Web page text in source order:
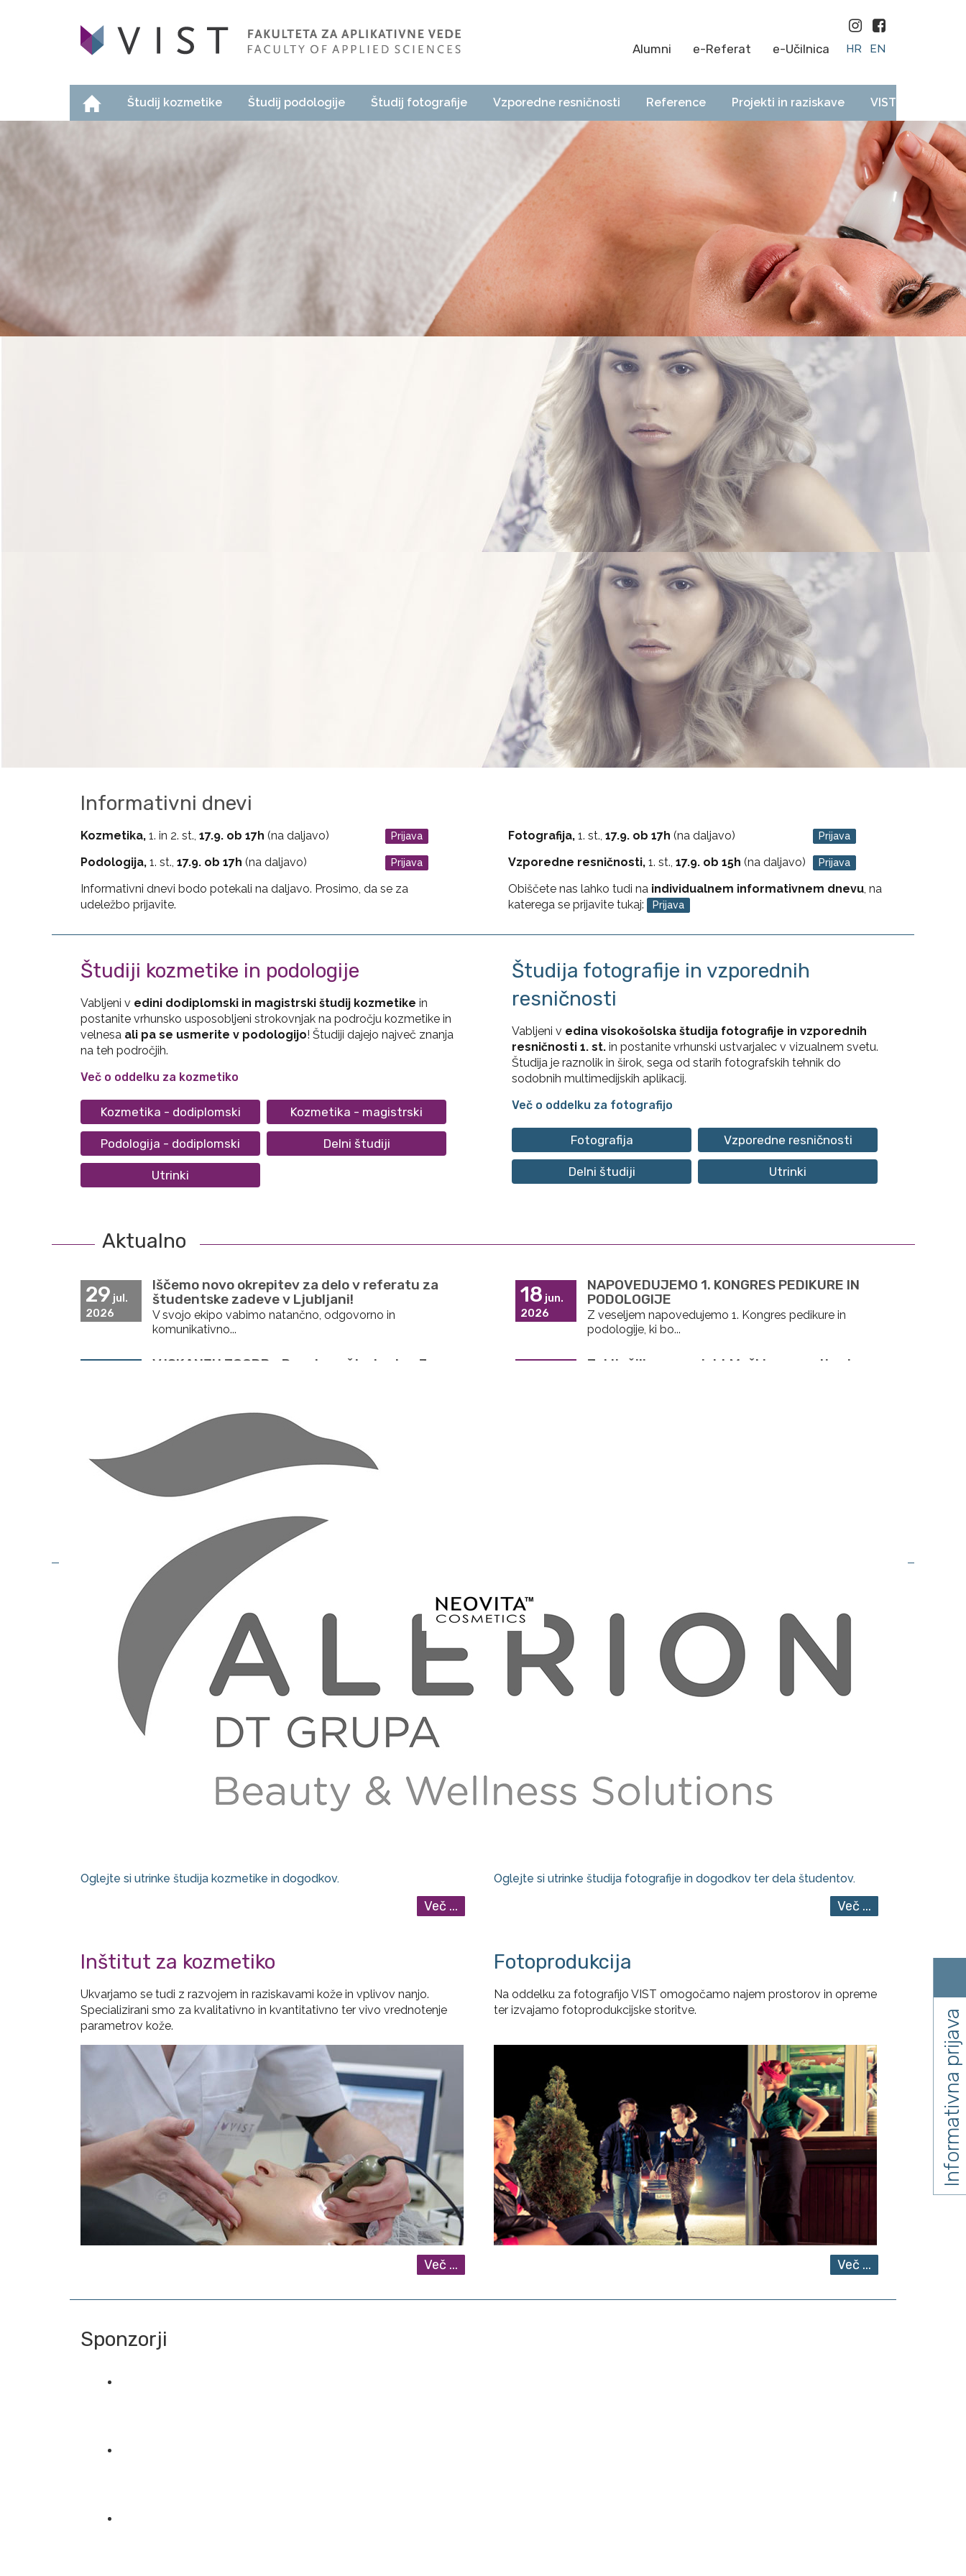
Alumni e-Referat e-Učilnica HR EN
Študij kozmetike Študij podologije Študij fotografije Vzporedne resničnosti Reference Projekti in raziskave VIST
Informativni dnevi
Kozmetika, 1. in 2. st., 17.9. ob 17h (na daljavo) Prijava
Podologija, 1. st., 17.9. ob 17h (na daljavo) Prijava
Informativni dnevi bodo potekali na daljavo. Prosimo, da se za
udeležbo prijavite.
Fotografija, 1. st., 17.9. ob 17h (na daljavo) Prijava
Vzporedne resničnosti, 1. st., 17.9. ob 15h (na daljavo) Prijava
Obiščete nas lahko tudi na individualnem informativnem dnevu, na
katerega se prijavite tukaj:
Prijava
Informativna prijava
Študiji kozmetike in podologije
Vabljeni v edini dodiplomski in magistrski študij kozmetike in
postanite vrhunsko usposobljeni strokovnjak na področju kozmetike in
velnesa ali pa se usmerite v podologijo! Študiji dajejo največ znanja
na teh področjih.
Več o oddelku za kozmetiko
Kozmetika - dodiplomski Kozmetika - magistrski
Podologija - dodiplomski Delni študiji
Utrinki
Študija fotografije in vzporednih
resničnosti
Vabljeni v edina visokošolska študija fotografije in vzporednih
resničnosti 1. st. in postanite vrhunski ustvarjalec v vizualnem svetu.
Študija je raznolik in širok, sega od starih fotografskih tehnik do
sodobnih multimedijskih aplikacij.
Več o oddelku za fotografijo
Fotografija Vzporedne resničnosti
Delni študiji Utrinki
Aktualno
29 jul.
2026
Iščemo novo okrepitev za delo v referatu za
študentske zadeve v Ljubljani!
V svojo ekipo vabimo natančno, odgovorno in
komunikativno...
18 jun.
2026
NAPOVEDUJEMO 1. KONGRES PEDIKURE IN
PODOLOGIJE
Z veseljem napovedujemo 1. Kongres pedikure in
podologije, ki bo...
V ISKANJU ZGODB - Razstava študentov 3.
Zaključili smo projekt Moški, preventiva in
18maj.
2026
Vabilo na dogodek "Varno na soncu" v
Sončni dnevi so vse pogostejši, temperature naraščajo,
Utrinki študija
Kozmetika
Oglejte si utrinke študija kozmetike in dogodkov.
Več ...
Fotografija
Oglejte si utrinke študija fotografije in dogodkov ter dela študentov.
Več ...
Inštitut za kozmetiko
Ukvarjamo se tudi z razvojem in raziskavami kože in vplivov nanjo.
Specializirani smo za kvalitativno in kvantitativno ter vivo vrednotenje
parametrov kože.
Več ...
Fotoprodukcija
Na oddelku za fotografijo VIST omogočamo najem prostorov in opreme
ter izvajamo fotoprodukcijske storitve.
Več ...
Sponzorji